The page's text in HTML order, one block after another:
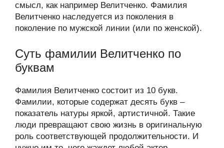
смысл, как например Велитченко. Фамилия
Велитченко наследуется из поколения в
поколение по мужской линии (или по женской).
Суть фамилии Велитченко по
буквам
Фамилия Велитченко состоит из 10 букв.
Фамилии, которые содержат десять букв –
показатель натуры яркой, артистичной. Такие
люди превращают свою жизнь в оригинальную
роль соответствующей продолжительности. И